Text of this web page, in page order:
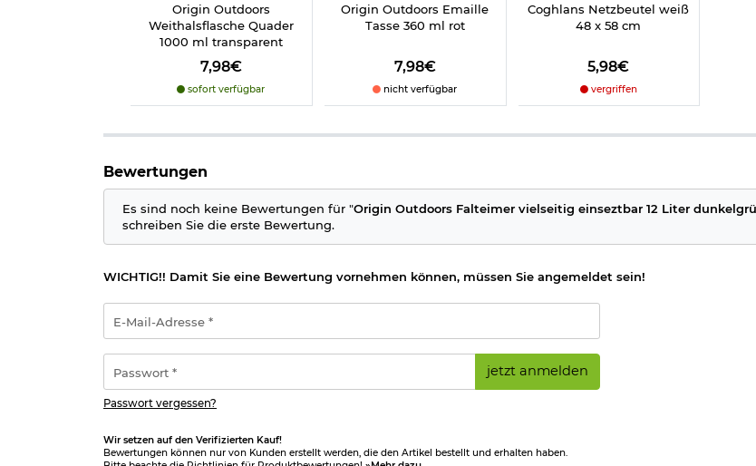
Origin Outdoors
Weithalsflasche Quader
1000 ml transparent
7,98€
sofort verfügbar
Origin Outdoors Emaille
Tasse 360 ml rot
7,98€
nicht verfügbar
Coghlans Netzbeutel weiß
48 x 58 cm
5,98€
vergriffen
Bewertungen
Es sind noch keine Bewertungen für "Origin Outdoors Falteimer vielseitig einseztbar 12 Liter
schreiben Sie die erste Bewertung.
WICHTIG!! Damit Sie eine Bewertung vornehmen können, müssen Sie angemeldet sein!
Mail-
Adresse
*
jetzt anmelden
Passwort vergessen?
Wir setzen auf den Verifizierten Kauf!
Bewertungen können nur von Kunden erstellt werden, die den Artikel bestellt und erhalten haben.